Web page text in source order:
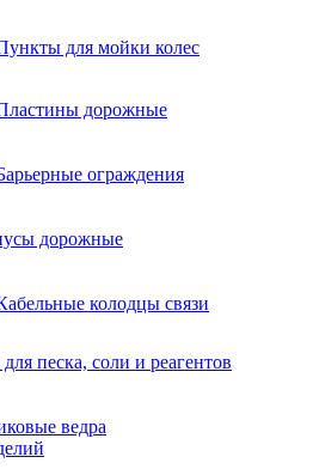
для мойки колес
дорожные
ограждения
дорожные
колодцы связи
песка, соли и реагентов
ведра